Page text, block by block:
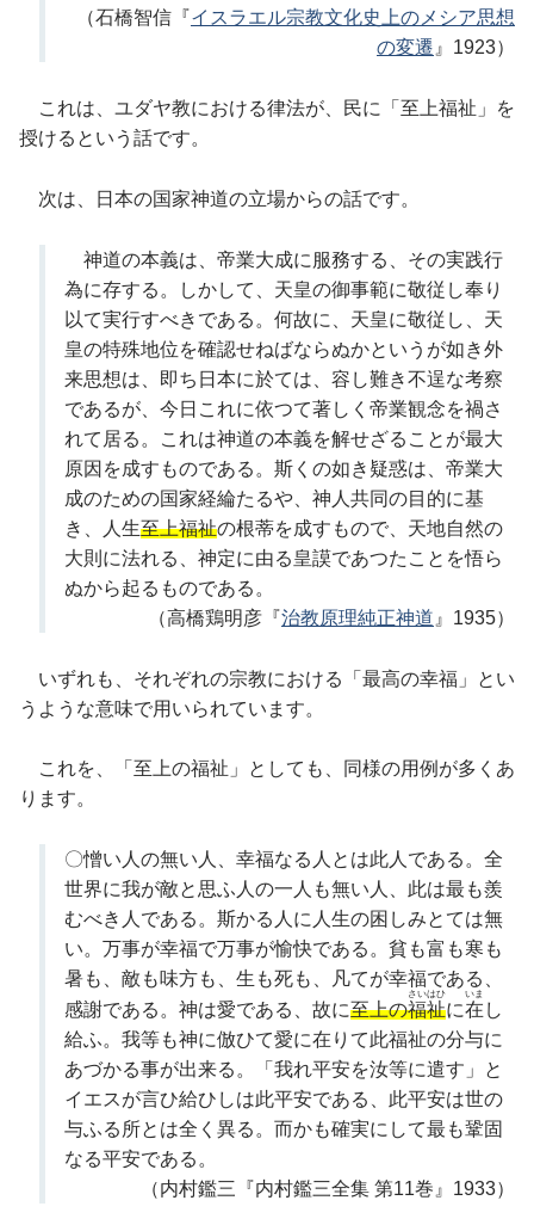
（石橋智信『イスラエル宗教文化史上のメシア思想
の変遷 』1923）
これは、ユダヤ教における律法が、民に「至上福祉」を
授けるという話です。
次は、日本の国家神道の立場からの話です。
神道の本義は、帝業大成に服務する、その実践行
為に存する。しかして、天皇の御事範に敬従し奉り
以て実行すべきである。何故に、天皇に敬従し、天
皇の特殊地位を確認せねばならぬかというが如き外
来思想は、即ち日本に於ては、容し難き不逞な考察
であるが、今日これに依つて著しく帝業観念を禍さ
れて居る。これは神道の本義を解せざることが最大
原因を成すものである。斯くの如き疑惑は、帝業大
成のための国家経綸たるや、神人共同の目的に基
き、人生至上福祉の根蒂を成すもので、天地自然の
大則に法れる、神定に由る皇謨であつたことを悟ら
ぬから起るものである。
（高橋鶏明彦『治教原理純正神道 』1935）
いずれも、それぞれの宗教における「最高の幸福」とい
うような意味で用いられています。
これを、「至上の福祉」としても、同様の用例が多くあ
ります。
〇憎い人の無い人、幸福なる人とは此人である。全
世界に我が敵と思ふ人の一人も無い人、此は最も羨
むべき人である。斯かる人に人生の困しみとては無
い。万事が幸福で万事が愉快である。貧も富も寒も
暑も、敵も味方も、生も死も、凡てが幸福である、
感謝である。神は愛である、故に至上の福祉
さいはひ
に在
いま
し
給ふ。我等も神に倣ひて愛に在りて此福祉の分与に
あづかる事が出来る。「我れ平安を汝等に遣す」と
イエスが言ひ給ひしは此平安である、此平安は世の
与ふる所とは全く異る。而かも確実にして最も鞏固
なる平安である。
（内村鑑三『内村鑑三全集 第11巻』1933）